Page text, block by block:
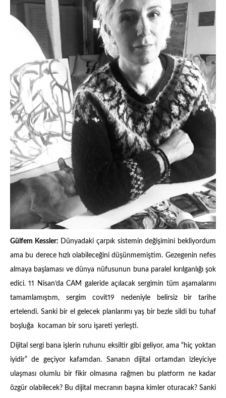
Gülfem Kessler: Dünyadaki çarpık sistemin değişimini bekliyordum
ama bu derece hızlı olabileceğini düşünmemiştim. Gezegenin nefes
almaya başlaması ve dünya nüfusunun buna paralel kırılganlığı şok
edici. 11 Nisan’da CAM galeride açılacak sergimin tüm aşamalarını
tamamlamıştım, sergim covit19 nedeniyle belirsiz bir tarihe
ertelendi. Sanki bir el gelecek planlarımı yaş bir bezle sildi bu tuhaf
boşluğa kocaman bir soru işareti yerleşti.
Dijital sergi bana işlerin ruhunu eksiltir gibi geliyor, ama “hiç yoktan
iyidir” de geçiyor kafamdan. Sanatın dijital ortamdan izleyiciye
ulaşması olumlu bir fikir olmasına rağmen bu platform ne kadar
özgür olabilecek? Bu dijital mecranın başına kimler oturacak? Sanki